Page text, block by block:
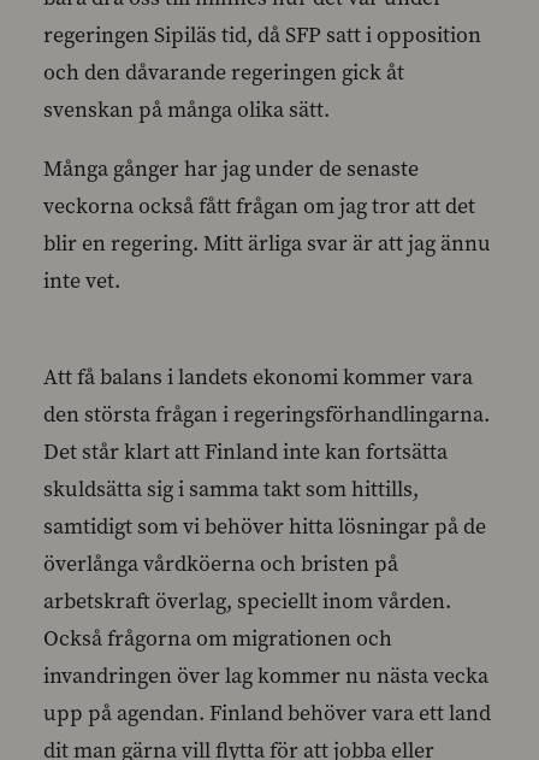
regeringen Sipiläs tid, då SFP satt i opposition
och den dåvarande regeringen gick åt
svenskan på många olika sätt.
Många gånger har jag under de senaste
veckorna också fått frågan om jag tror att det
blir en regering. Mitt ärliga svar är att jag ännu
inte vet.
Att få balans i landets ekonomi kommer vara
den största frågan i regeringsförhandlingarna.
Det står klart att Finland inte kan fortsätta
skuldsätta sig i samma takt som hittills,
samtidigt som vi behöver hitta lösningar på de
överlånga vårdköerna och bristen på
arbetskraft överlag, speciellt inom vården.
Också frågorna om migrationen och
invandringen över lag kommer nu nästa vecka
upp på agendan. Finland behöver vara ett land
dit man gärna vill flytta för att jobba eller